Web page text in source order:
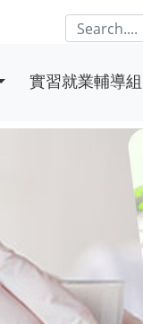
實習就業輔導組